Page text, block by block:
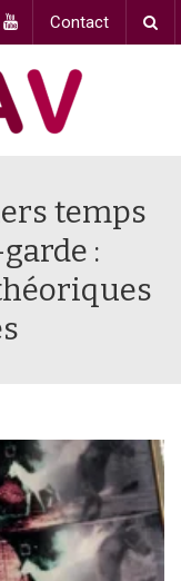
Contact
temps
: